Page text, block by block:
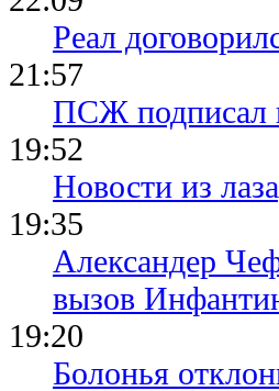
Реал
21:57
ПСЖ подписал
19:52
Новости из
19:35
Александер
вызов
19:20
Болонья